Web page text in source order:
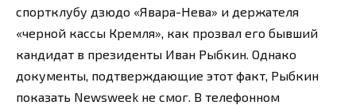
спортклубу дзюдо «Явара-Нева» и держателя
«черной кассы Кремля», как прозвал его бывший
кандидат в президенты Иван Рыбкин. Однако
документы, подтверждающие этот факт, Рыбкин
показать Newsweek не смог. В телефонном